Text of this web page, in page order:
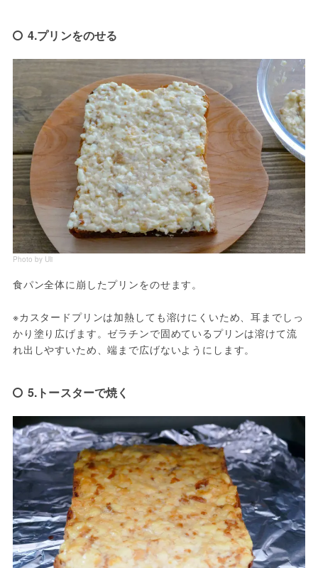
4.プリンをのせる
Photo by Uli
食パン全体に崩したプリンをのせます。
※カスタードプリンは加熱しても溶けにくいため、耳までしっ
かり塗り広げます。ゼラチンで固めているプリンは溶けて流
れ出しやすいため、端まで広げないようにします。
5.トースターで焼く